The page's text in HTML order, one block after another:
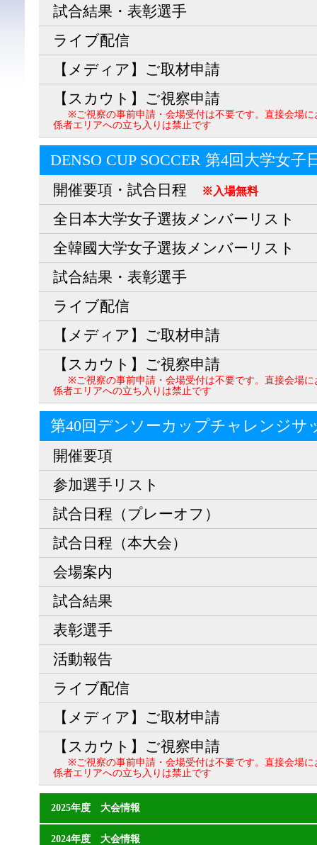
試合結果・表彰選手
ライブ配信
【メディア】ご取材申請
【スカウト】ご視察申請
※ご視察の事前申請・会場受付は不要です。直接会場
係者エリアへの立ち入りは禁止です
DENSO CUP SOCCER 第4回大学女子
開催要項・試合日程 ※入場無料
全日本大学女子選抜メンバーリスト
全韓國大学女子選抜メンバーリスト
試合結果・表彰選手
ライブ配信
【メディア】ご取材申請
【スカウト】ご視察申請
※ご視察の事前申請・会場受付は不要です。直接会場
係者エリアへの立ち入りは禁止です
第40回デンソーカップチャレンジサ
開催要項
参加選手リスト
試合日程（プレーオフ）
試合日程（本大会）
会場案内
試合結果
表彰選手
活動報告
ライブ配信
【メディア】ご取材申請
【スカウト】ご視察申請
※ご視察の事前申請・会場受付は不要です。直接会場
係者エリアへの立ち入りは禁止です
2025年度 大会情報
2024年度 大会情報